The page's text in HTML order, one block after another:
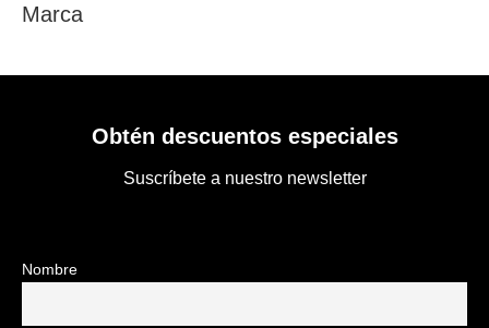
Marca
Obtén descuentos especiales
Suscríbete a nuestro newsletter
Nombre